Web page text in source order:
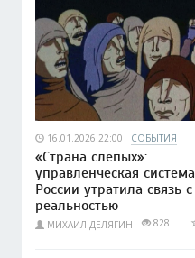
16.01.2026 22:00 СОБЫТИЯ
«Страна слепых»:
управленческая система
России утратила связь с
реальностью
МИХАИЛ ДЕЛЯГИН 828